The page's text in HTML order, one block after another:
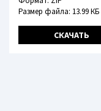
Размер файла: 13.99 КБ
СКАЧАТЬ